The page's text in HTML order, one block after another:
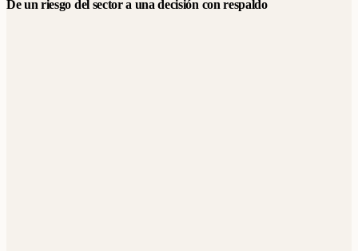
De un riesgo del sector a una decisión con respaldo